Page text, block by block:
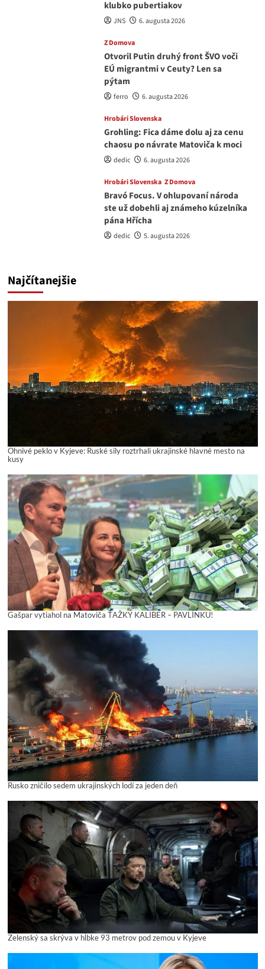
klubko pubertiakov
JNS 6. augusta 2026
Z Domova
Otvoril Putin druhý front ŠVO voči
EÚ migrantmi v Ceuty? Len sa
pýtam
ferro 6. augusta 2026
Hrobári Slovenska
Grohling: Fica dáme dolu aj za cenu
chaosu po návrate Matoviča k moci
dedic 6. augusta 2026
Hrobári Slovenska Z Domova
Bravó Focus. V ohlupovaní národa
ste už dobehli aj známeho kúzelníka
pána Hřícha
dedic 5. augusta 2026
Najčítanejšie
Ohnivé peklo v Kyjeve: Ruské sily roztrhali ukrajinské hlavné mesto na
kusy
Gašpar vytiahol na Matoviča ŤAŽKÝ KALIBER – PAVLÍNKU!
Rusko zničilo sedem ukrajinských lodí za jeden deň
Zelenský sa skrýva v hĺbke 93 metrov pod zemou v Kyjeve